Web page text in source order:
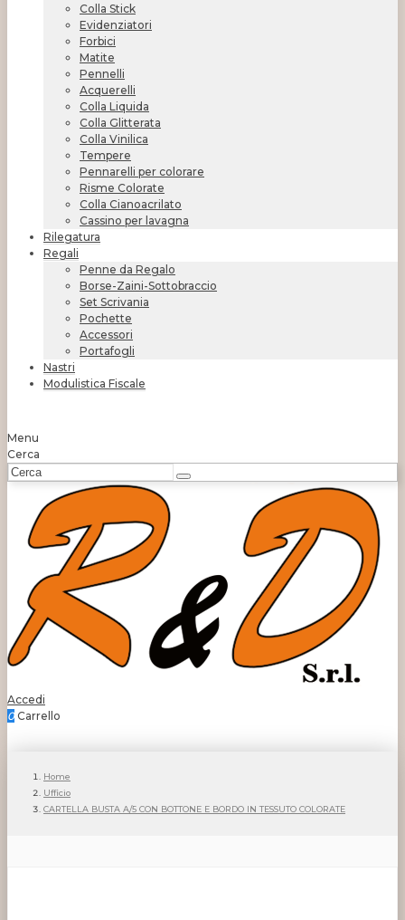
Colla Stick
Evidenziatori
Forbici
Matite
Pennelli
Acquerelli
Colla Liquida
Colla Glitterata
Colla Vinilica
Tempere
Pennarelli per colorare
Risme Colorate
Colla Cianoacrilato
Cassino per lavagna
Rilegatura
Regali
Penne da Regalo
Borse-Zaini-Sottobraccio
Set Scrivania
Pochette
Accessori
Portafogli
Nastri
Modulistica Fiscale
Menu
Cerca
Accedi
0 Carrello
Home
Ufficio
CARTELLA BUSTA A/5 CON BOTTONE E BORDO IN TESSUTO COLORATE